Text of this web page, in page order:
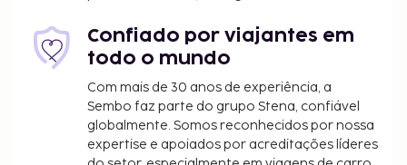
Confiado por viajantes em
todo o mundo
Com mais de 30 anos de experiência, a
Sembo faz parte do grupo Stena, confiável
globalmente. Somos reconhecidos por nossa
expertise e apoiados por acreditações líderes